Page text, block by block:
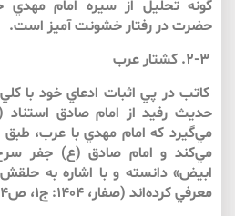
گونه تحليل از سيره امام مهدي
حضرت در رفتار خشونت آميز است.
۲-۳. كشتار عرب
كاتب در پي اثبات ادعاي خود با
مي‌گيرد كه امام مهدي با عرب،
مي‌كند و امام صادق (ع) جفر
ابيض» دانسته و با اشاره به
معرفي كرده‌اند (صفار، 1404: ج1، ص154).